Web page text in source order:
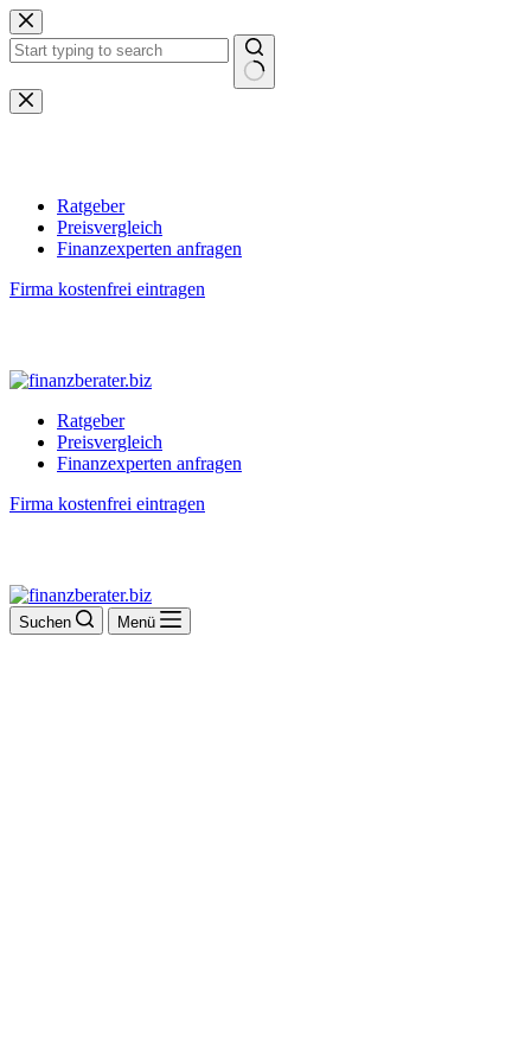
Zum
Inhalt
springen
Keine
Ergebnisse
Ratgeber
Preisvergleich
Finanzexperten anfragen
Firma kostenfrei eintragen
Ratgeber
Preisvergleich
Finanzexperten anfragen
Firma kostenfrei eintragen
Suchen Menü